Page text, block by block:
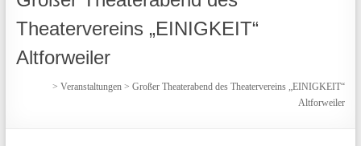
Theatervereins „EINIGKEIT“
Altforweiler
>Veranstaltungen >Großer Theaterabend des Theatervereins „EINIGKEIT“
Altforweiler